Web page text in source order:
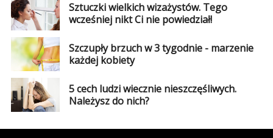
Sztuczki wielkich wizażystów. Tego
wcześniej nikt Ci nie powiedział!
Szczupły brzuch w 3 tygodnie - marzenie
każdej kobiety
5 cech ludzi wiecznie nieszczęśliwych.
Należysz do nich?